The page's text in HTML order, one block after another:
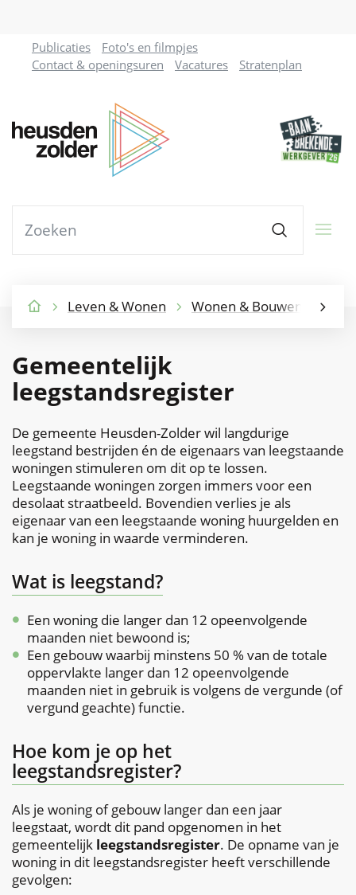
Naar
inhoud
Heusden-
Zolder
kunnen
Zoeken
Publicaties
Foto's en filmpjes
Contact & openingsuren
Vacatures Stratenplan
Leven & Wonen Wonen & Bouwen
Gemeentelijk
leegstandsregister
De gemeente Heusden-Zolder wil langdurige
leegstand bestrijden én de eigenaars van leegstaande
woningen stimuleren om dit op te lossen.
Leegstaande woningen zorgen immers voor een
desolaat straatbeeld. Bovendien verlies je als
eigenaar van een leegstaande woning huurgelden en
kan je woning in waarde verminderen.
Wat is leegstand?
Een woning die langer dan 12 opeenvolgende
maanden niet bewoond is;
Een gebouw waarbij minstens 50 % van de totale
oppervlakte langer dan 12 opeenvolgende
maanden niet in gebruik is volgens de vergunde (of
vergund geachte) functie.
Hoe kom je op het
leegstandsregister?
Als je woning of gebouw langer dan een jaar
leegstaat, wordt dit pand opgenomen in het
gemeentelijk leegstandsregister. De opname van je
woning in dit leegstandsregister heeft verschillende
gevolgen: